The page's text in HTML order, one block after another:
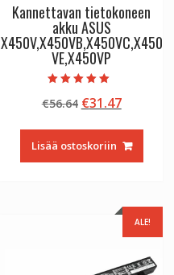
Kannettavan tietokoneen
akku ASUS
X450V,X450VB,X450VC,X450
VE,X450VP
tuotteesta:
5.00
€56.64 Alkuperäinen
oli:
€56.64.
€31.47
on:
€31.47.
Lisää ostoskoriin
ALE!